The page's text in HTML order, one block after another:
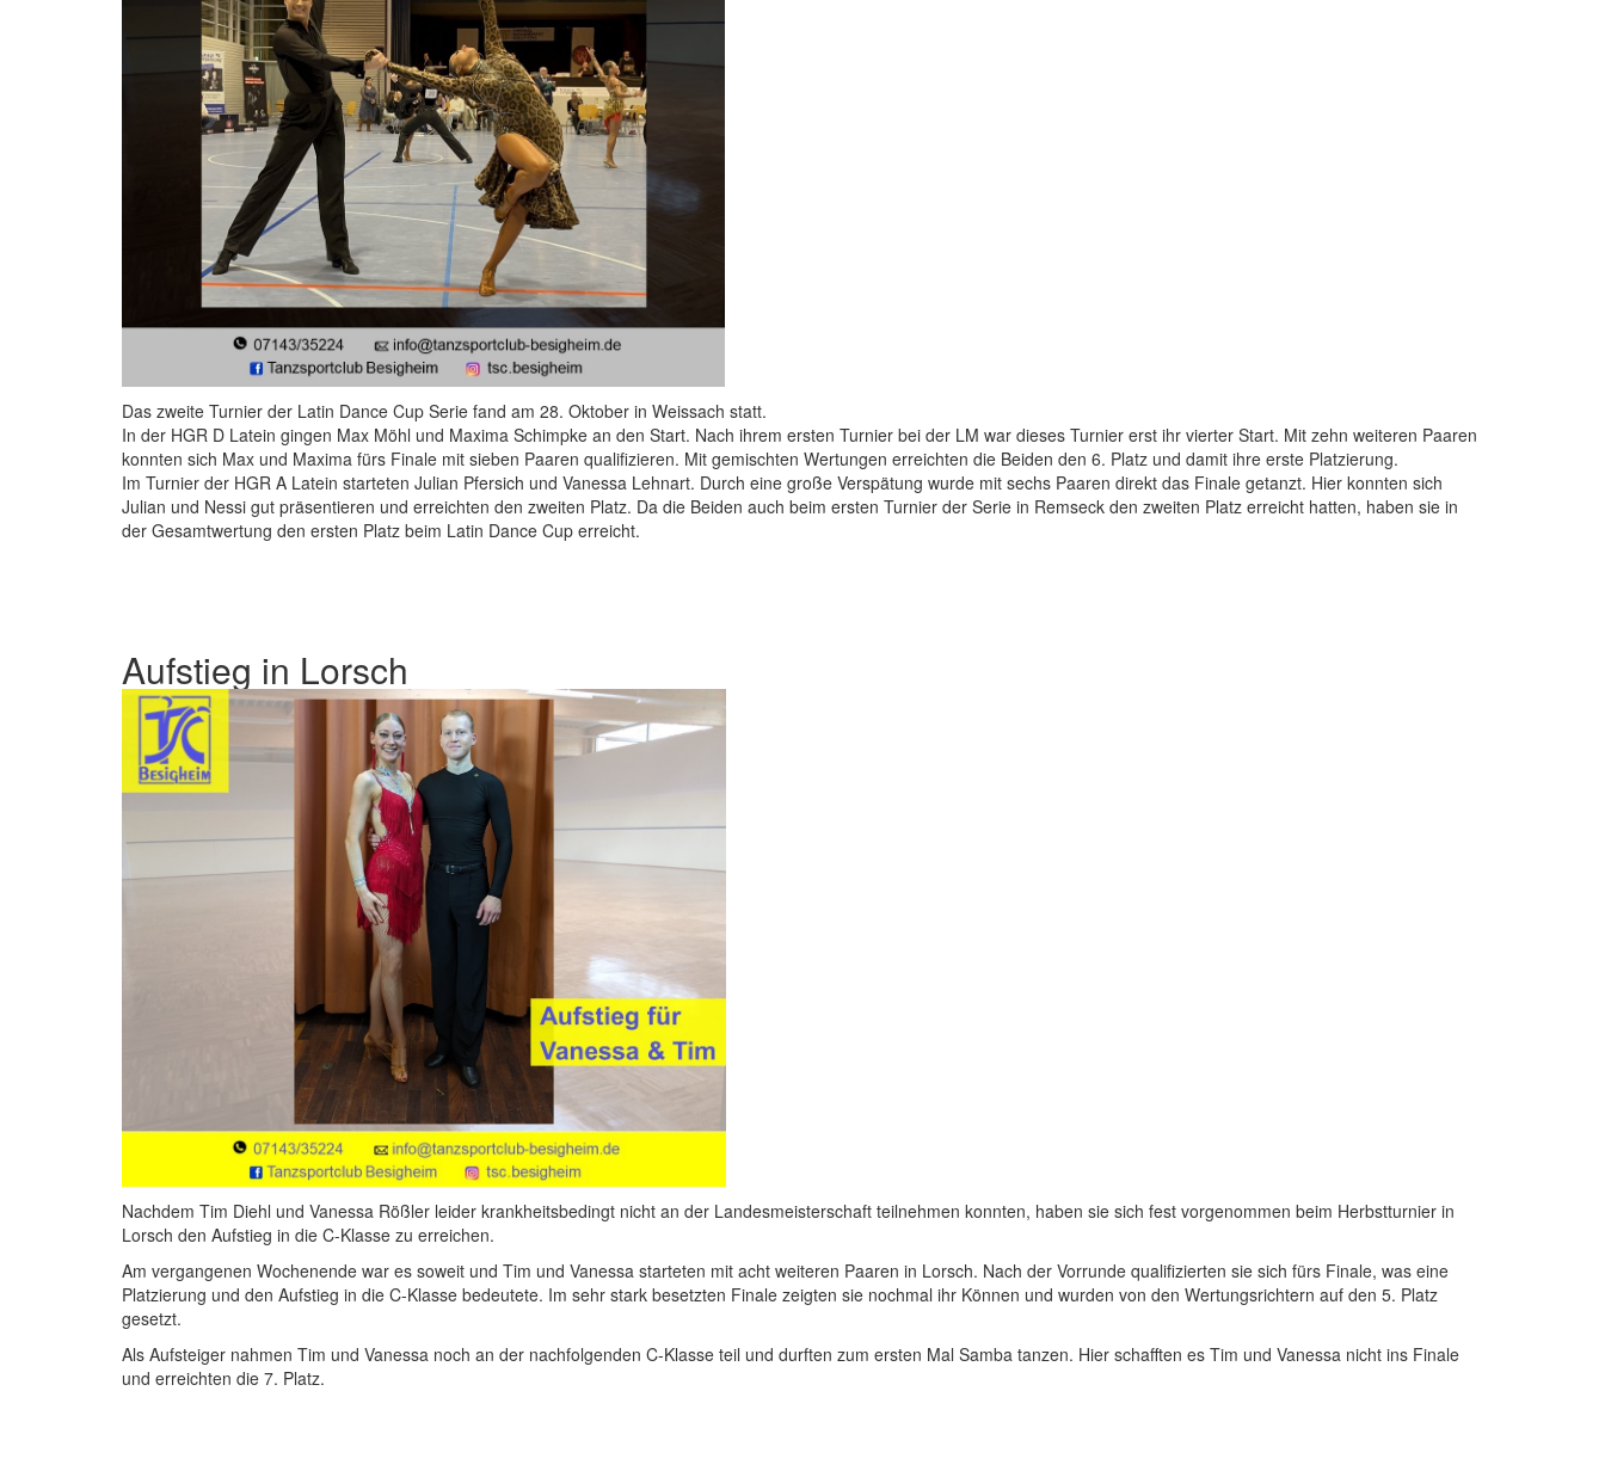
Das zweite Turnier der Latin Dance Cup Serie fand am 28. Oktober in Weissach statt.
In der HGR D Latein gingen Max Möhl und Maxima Schimpke an den Start. Nach ihrem ersten Turnier bei der LM war dieses Turnier erst ihr vierter Start. Mit zehn weiteren Paaren
konnten sich Max und Maxima fürs Finale mit sieben Paaren qualifizieren. Mit gemischten Wertungen erreichten die Beiden den 6. Platz und damit ihre erste Platzierung.
Im Turnier der HGR A Latein starteten Julian Pfersich und Vanessa Lehnart. Durch eine große Verspätung wurde mit sechs Paaren direkt das Finale getanzt. Hier konnten sich
Julian und Nessi gut präsentieren und erreichten den zweiten Platz. Da die Beiden auch beim ersten Turnier der Serie in Remseck den zweiten Platz erreicht hatten, haben sie in
der Gesamtwertung den ersten Platz beim Latin Dance Cup erreicht.
Aufstieg in Lorsch
Nachdem Tim Diehl und Vanessa Rößler leider krankheitsbedingt nicht an der Landesmeisterschaft teilnehmen konnten, haben sie sich fest vorgenommen beim Herbstturnier in
Lorsch den Aufstieg in die C-Klasse zu erreichen.
Am vergangenen Wochenende war es soweit und Tim und Vanessa starteten mit acht weiteren Paaren in Lorsch. Nach der Vorrunde qualifizierten sie sich fürs Finale, was eine
Platzierung und den Aufstieg in die C-Klasse bedeutete. Im sehr stark besetzten Finale zeigten sie nochmal ihr Können und wurden von den Wertungsrichtern auf den 5. Platz
gesetzt.
Als Aufsteiger nahmen Tim und Vanessa noch an der nachfolgenden C-Klasse teil und durften zum ersten Mal Samba tanzen. Hier schafften es Tim und Vanessa nicht ins Finale
und erreichten die 7. Platz.